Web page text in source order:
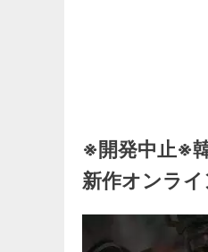
※開発中止※
新作オンライ